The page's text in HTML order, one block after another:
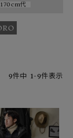
170cm代
9件中 1-9件表示